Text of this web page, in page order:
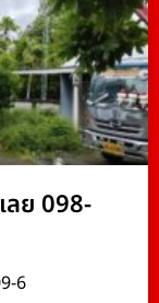
ลย 098-
6